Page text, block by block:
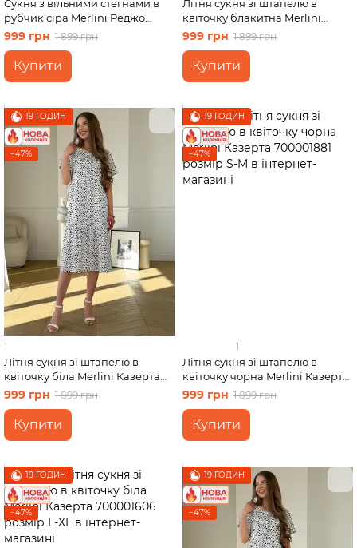
Сукня з вільними стегнами в
рубчик сіра Merlini Реджо
700001584 розмір 2XL-3XL
999 грн 1 899 грн
Купити
Літня сукня зі штапелю в
квіточку блакитна Merlini
Казерта 700001882 розмір L-XL
999 грн 1 899 грн
Купити
19 ГОДИН
−47%
1
Літня сукня зі штапелю в
квіточку біла Merlini Казерта
700001883 розмір L-XL
999 грн 1 899 грн
Купити
19 ГОДИН
−47%
1
Літня сукня зі штапелю в
квіточку чорна Merlini Казерта
700001881 розмір S-M
999 грн 1 899 грн
Купити
19 ГОДИН
−47%
19 ГОДИН
−47%